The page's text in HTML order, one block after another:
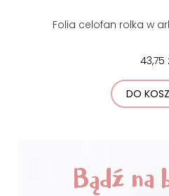
Folia celofan rolka w
43,75
DO
Bądź na